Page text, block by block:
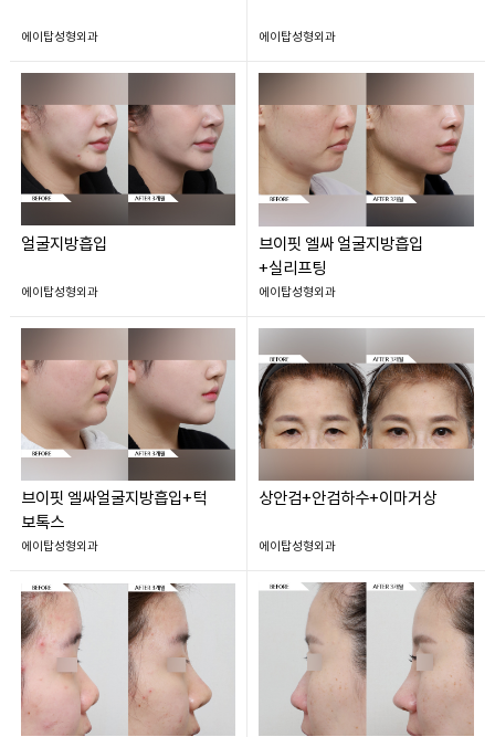
에이탑성형외과 에이탑성형외과
얼굴지방흡입
에이탑성형외과
브이핏 엘싸 얼굴지방흡입
+실리프팅
에이탑성형외과
브이핏 엘싸얼굴지방흡입+턱
보톡스
에이탑성형외과
상안검+안검하수+이마거상
에이탑성형외과